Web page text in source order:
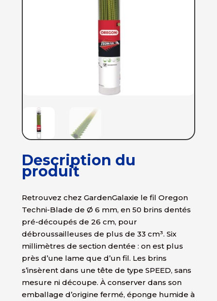
Description du
produit
Retrouvez chez GardenGalaxie le fil Oregon
Techni-Blade de Ø 6 mm, en 50 brins dentés
pré-découpés de 26 cm, pour
débroussailleuses de plus de 33 cm³. Six
millimètres de section dentée : on est plus
près d’une lame que d’un fil. Les brins
s’insèrent dans une tête de type SPEED, sans
mesure ni découpe. À conserver dans son
emballage d’origine fermé, éponge humide à